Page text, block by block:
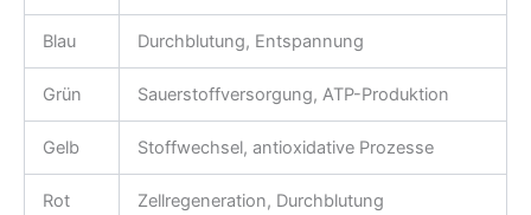
Blau Durchblutung, Entspannung
Grün Sauerstoffversorgung, ATP-Produktion
Gelb Stoffwechsel, antioxidative Prozesse
Rot Zellregeneration, Durchblutung